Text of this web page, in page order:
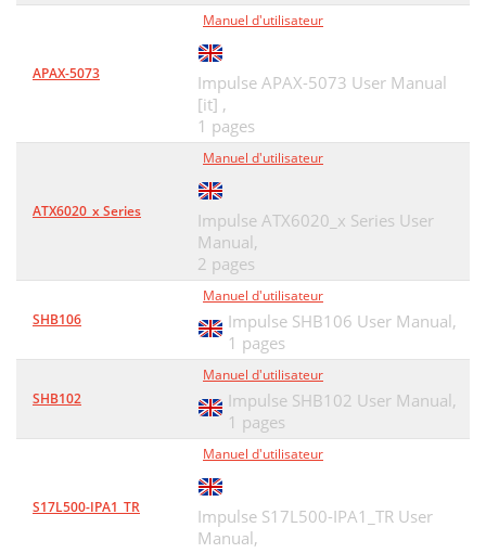
APAX-5073
Manuel d'utilisateur
Impulse APAX-5073 User Manual
[it] ,
1 pages
ATX6020_x Series
Manuel d'utilisateur
Impulse ATX6020_x Series User
Manual,
2 pages
SHB106
Manuel d'utilisateur
Impulse SHB106 User Manual,
1 pages
SHB102
Manuel d'utilisateur
Impulse SHB102 User Manual,
1 pages
S17L500-IPA1_TR
Manuel d'utilisateur
Impulse S17L500-IPA1_TR User
Manual,